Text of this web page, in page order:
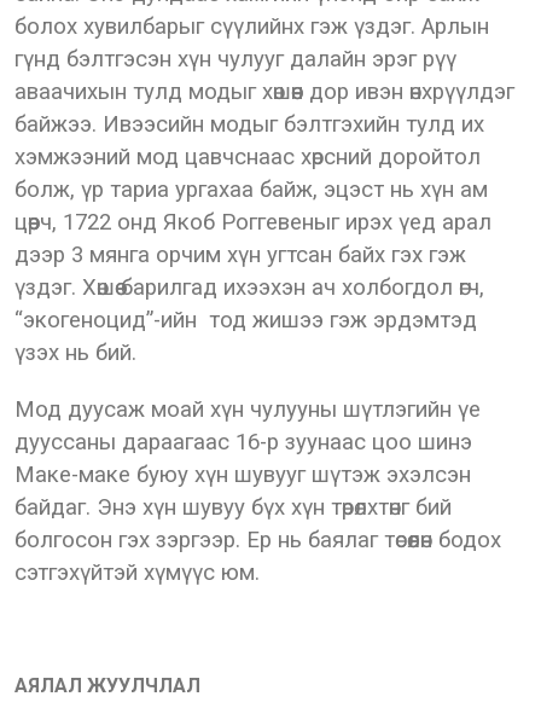
болох хувилбарыг сүүлийнх гэж үздэг. Арлын
гүнд бэлтгэсэн хүн чулууг далайн эрэг рүү
аваачихын тулд модыг хөшөөн дор ивэн өнхрүүлдэг
байжээ. Ивээсийн модыг бэлтгэхийн тулд их
хэмжээний мод цавчснаас хөрсний доройтол
болж, үр тариа ургахаа байж, эцэст нь хүн ам
цөөрч, 1722 онд Якоб Роггевеныг ирэх үед арал
дээр 3 мянга орчим хүн угтсан байх гэх гэж
үздэг. Хөшөө барилгад ихээхэн ач холбогдол өгч,
“экогеноцид”-ийн тод жишээ гэж эрдэмтэд
үзэх нь бий.
Мод дуусаж моай хүн чулууны шүтлэгийн үе
дууссаны дараагаас 16-р зуунаас цоо шинэ
Маке-маке буюу хүн шувууг шүтэж эхэлсэн
байдаг. Энэ хүн шувуу бүх хүн төрөлхтөнг бий
болгосон гэх зэргээр. Ер нь баялаг төсөөлөн бодох
сэтгэхүйтэй хүмүүс юм.
АЯЛАЛ ЖУУЛЧЛАЛ